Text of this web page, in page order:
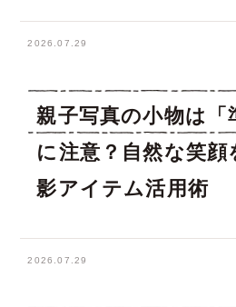
2026.07.29
親子写真の小物は「
に注意？自然な笑顔
影アイテム活用術
2026.07.29